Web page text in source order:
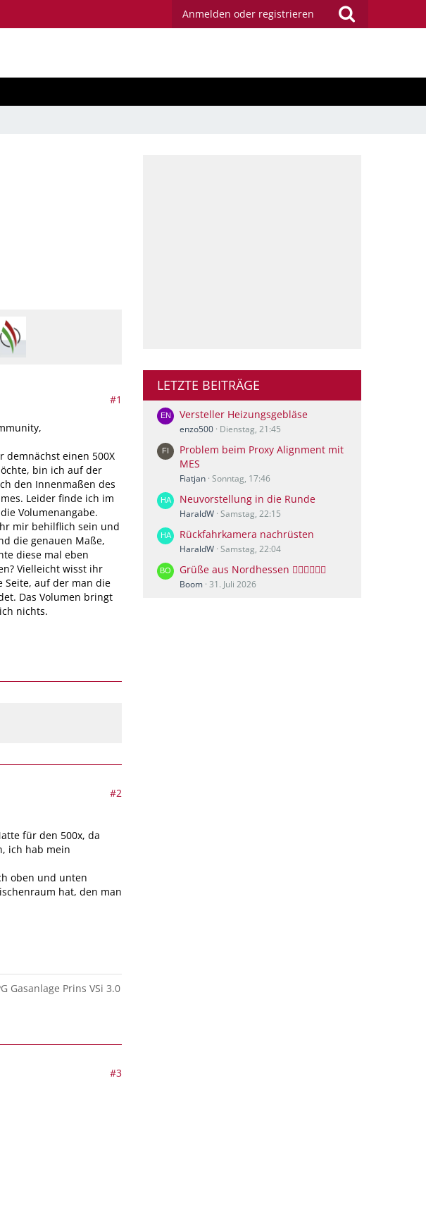
Anmelden oder registrieren
#1
demnächst einen 500X
bin ich auf der
den Innenmaßen des
Leider finde ich im
Volumenangabe.
mir behilflich sein und
die genauen Maße,
diese mal eben
Vielleicht wisst ihr
Seite, auf der man die
Das Volumen bringt
nichts.
#2
für den 500x, da
ich hab mein
oben und unten
hat, den man
Gasanlage Prins VSi 3.0
#3
LETZTE BEITRÄGE
Versteller Heizungsgebläse
enzo500 Dienstag, 21:45
Problem beim Proxy Alignment mit
MES
Fiatjan Sonntag, 17:46
Neuvorstellung in die Runde
HaraldW Samstag, 22:15
Rückfahrkamera nachrüsten
HaraldW Samstag, 22:04
Grüße aus Nordhessen 🙋🏻‍♀️🙋🏻‍♂️
Boom 31. Juli 2026